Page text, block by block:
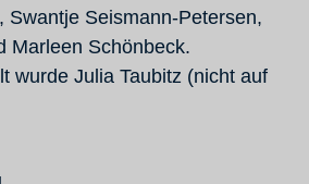
Swantje Seismann-Petersen,
Marleen Schönbeck.
wurde Julia Taubitz (nicht auf